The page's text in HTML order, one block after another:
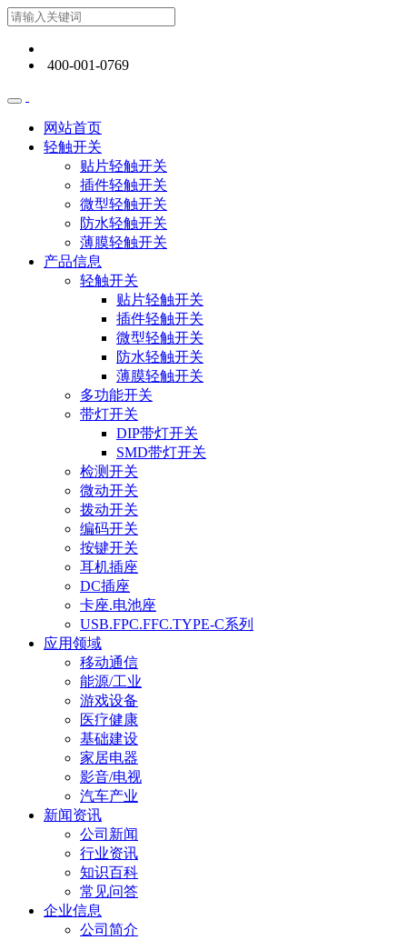
400-001-0769
网站首页
轻触开关
贴片轻触开关
插件轻触开关
微型轻触开关
防水轻触开关
薄膜轻触开关
产品信息
轻触开关
贴片轻触开关
插件轻触开关
微型轻触开关
防水轻触开关
薄膜轻触开关
多功能开关
带灯开关
DIP带灯开关
SMD带灯开关
检测开关
微动开关
拨动开关
编码开关
按键开关
耳机插座
DC插座
卡座.电池座
USB.FPC.FFC.TYPE-C系列
应用领域
移动通信
能源/工业
游戏设备
医疗健康
基础建设
家居电器
影音/电视
汽车产业
新闻资讯
公司新闻
行业资讯
知识百科
常见问答
企业信息
公司简介